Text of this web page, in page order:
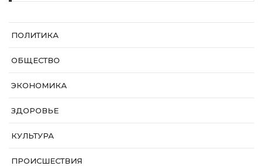
ПОЛИТИКА
ОБЩЕСТВО
ЭКОНОМИКА
ЗДОРОВЬЕ
КУЛЬТУРА
ПРОИСШЕСТВИЯ